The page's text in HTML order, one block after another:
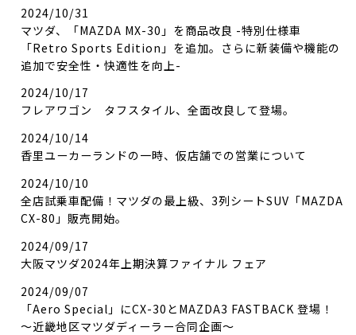
2024/10/31
マツダ、「MAZDA MX-30」を商品改良 -特別仕様車
「Retro Sports Edition」を追加。さらに新装備や機能の
追加で安全性・快適性を向上-
2024/10/17
フレアワゴン タフスタイル、全面改良して登場。
2024/10/14
香里ユーカーランドの一時、仮店舗での営業について
2024/10/10
全店試乗車配備！マツダの最上級、3列シートSUV「MAZDA
CX-80」販売開始。
2024/09/17
大阪マツダ2024年上期決算ファイナル フェア
2024/09/07
「Aero Special」にCX-30とMAZDA3 FASTBACK 登場！
～近畿地区マツダディーラー合同企画～